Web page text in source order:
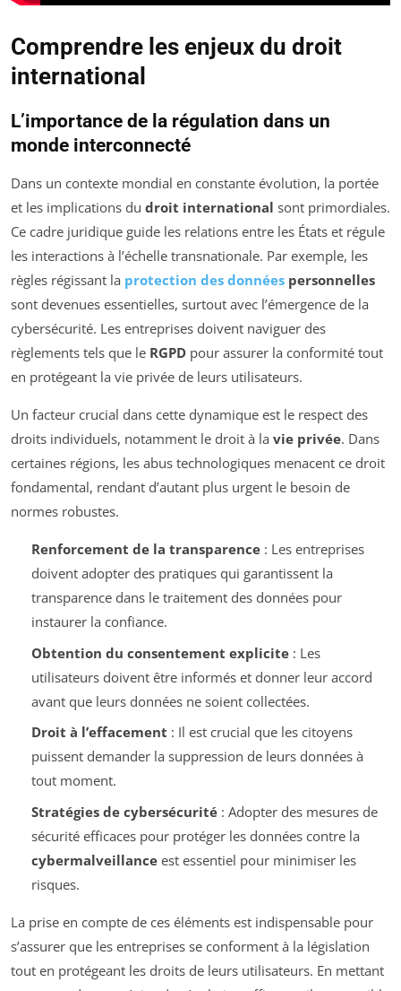
Comprendre les enjeux du droit
international
L’importance de la régulation dans un
monde interconnecté
Dans un contexte mondial en constante évolution, la portée
et les implications du droit international sont primordiales.
Ce cadre juridique guide les relations entre les États et régule
les interactions à l’échelle transnationale. Par exemple, les
règles régissant la protection des données personnelles
sont devenues essentielles, surtout avec l’émergence de la
cybersécurité. Les entreprises doivent naviguer des
règlements tels que le RGPD pour assurer la conformité tout
en protégeant la vie privée de leurs utilisateurs.
Un facteur crucial dans cette dynamique est le respect des
droits individuels, notamment le droit à la vie privée. Dans
certaines régions, les abus technologiques menacent ce droit
fondamental, rendant d’autant plus urgent le besoin de
normes robustes.
Renforcement de la transparence: Les entreprises
doivent adopter des pratiques qui garantissent la
transparence dans le traitement des données pour
instaurer la confiance.
Obtention du consentement explicite: Les
utilisateurs doivent être informés et donner leur accord
avant que leurs données ne soient collectées.
Droit à l’effacement : Il est crucial que les citoyens
puissent demander la suppression de leurs données à
tout moment.
Stratégies de cybersécurité: Adopter des mesures de
sécurité efficaces pour protéger les données contre la
cybermalveillanceest essentiel pour minimiser les
risques.
La prise en compte de ces éléments est indispensable pour
s’assurer que les entreprises se conforment à la législation
tout en protégeant les droits de leurs utilisateurs. En mettant